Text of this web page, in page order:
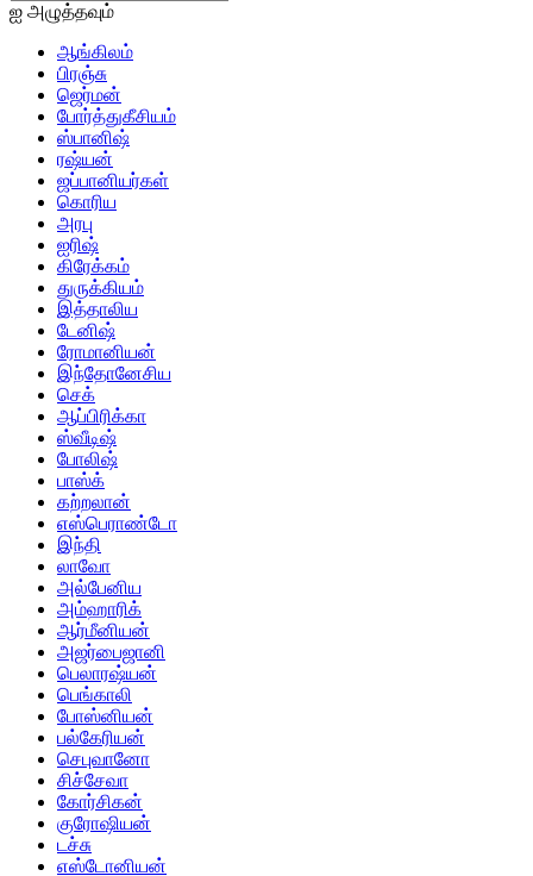
ஐ அழுத்தவும்
ஆங்கிலம்
பிரஞ்சு
ஜெர்மன்
போர்த்துகீசியம்
ஸ்பானிஷ்
ரஷ்யன்
ஜப்பானியர்கள்
கொரிய
அரபு
ஐரிஷ்
கிரேக்கம்
துருக்கியம்
இத்தாலிய
டேனிஷ்
ரோமானியன்
இந்தோனேசிய
செக்
ஆப்பிரிக்கா
ஸ்வீடிஷ்
போலிஷ்
பாஸ்க்
கற்றலான்
எஸ்பெராண்டோ
இந்தி
லாவோ
அல்பேனிய
அம்ஹாரிக்
ஆர்மீனியன்
அஜர்பைஜானி
பெலாரஷ்யன்
பெங்காலி
போஸ்னியன்
பல்கேரியன்
செபுவானோ
சிச்சேவா
கோர்சிகன்
குரோஷியன்
டச்சு
எஸ்டோனியன்